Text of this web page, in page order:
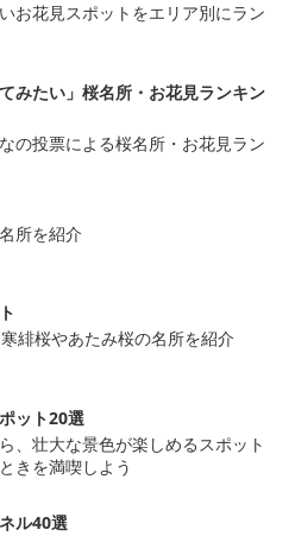
お花見スポットをエリア別にラン
みたい」桜名所・お花見ランキン
の投票による桜名所・お花見ラン
所を紹介
緋桜やあたみ桜の名所を紹介
ット20選
、壮大な景色が楽しめるスポット
きを満喫しよう
ル40選